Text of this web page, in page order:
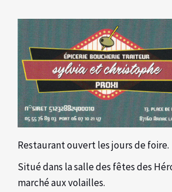
Restaurant ouvert les jours de foire.
Situé dans la salle des fêtes des
marché aux volailles.